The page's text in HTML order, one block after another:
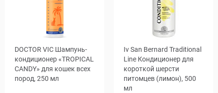
DOCTOR VIC Шампунь-
кондиционер «TROPICAL
CANDY» для кошек всех
пород, 250 мл
Iv San Bernard Traditional
Line Кондиционер для
короткой шерсти
питомцев (лимон), 500
мл